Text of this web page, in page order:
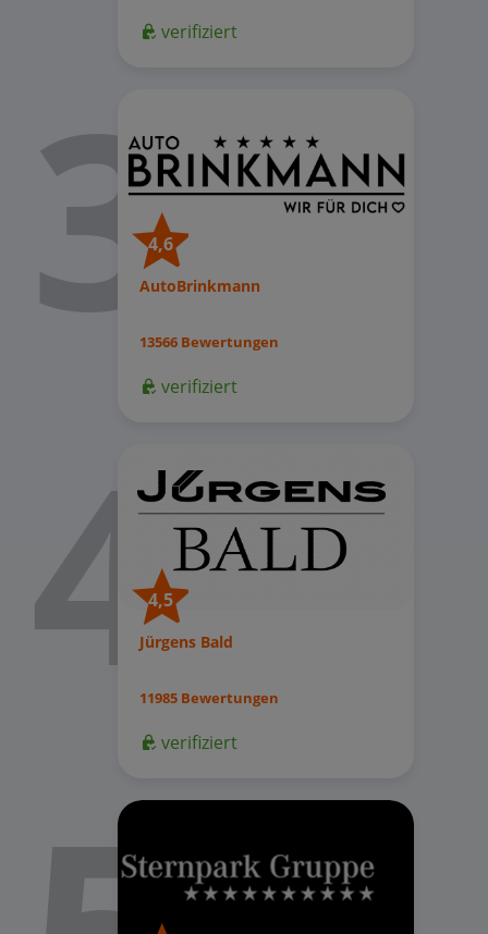
verifiziert
4,6
AutoBrinkmann
13566 Bewertungen
verifiziert
4,5
Jürgens Bald
11985 Bewertungen
verifiziert